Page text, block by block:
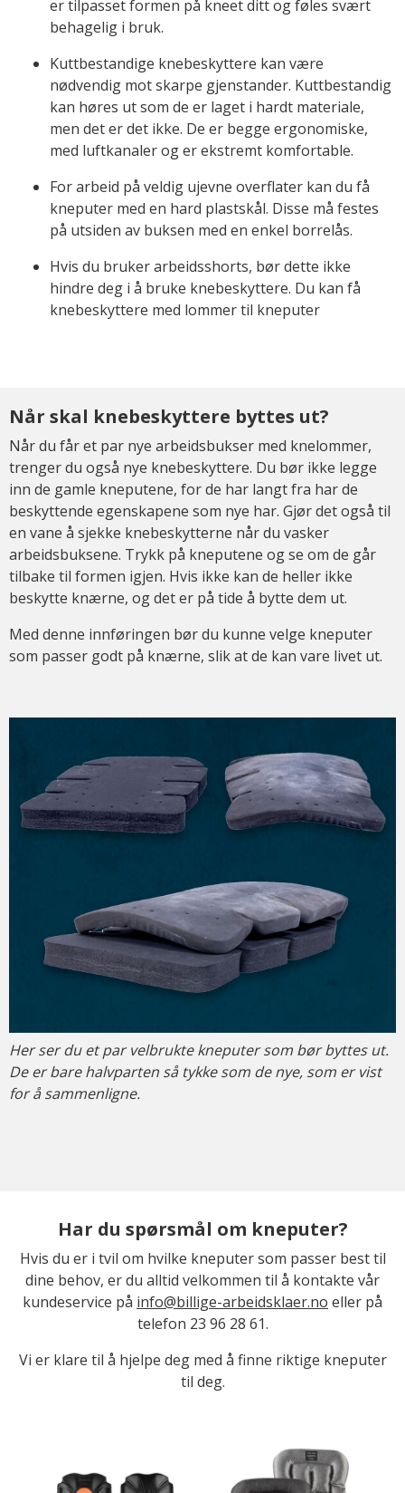
er tilpasset formen på kneet ditt og føles svært
behagelig i bruk.
Kuttbestandige knebeskyttere kan være
nødvendig mot skarpe gjenstander. Kuttbestandig
kan høres ut som de er laget i hardt materiale,
men det er det ikke. De er begge ergonomiske,
med luftkanaler og er ekstremt komfortable.
For arbeid på veldig ujevne overflater kan du få
kneputer med en hard plastskål. Disse må festes
på utsiden av buksen med en enkel borrelås.
Hvis du bruker arbeidsshorts, bør dette ikke
hindre deg i å bruke knebeskyttere. Du kan få
knebeskyttere med lommer til kneputer
Når skal knebeskyttere byttes ut?
Når du får et par nye arbeidsbukser med knelommer,
trenger du også nye knebeskyttere. Du bør ikke legge
inn de gamle kneputene, for de har langt fra har de
beskyttende egenskapene som nye har. Gjør det også til
en vane å sjekke knebeskytterne når du vasker
arbeidsbuksene. Trykk på kneputene og se om de går
tilbake til formen igjen. Hvis ikke kan de heller ikke
beskytte knærne, og det er på tide å bytte dem ut.
Med denne innføringen bør du kunne velge kneputer
som passer godt på knærne, slik at de kan vare livet ut.
Her ser du et par velbrukte kneputer som bør byttes ut.
De er bare halvparten så tykke som de nye, som er vist
for å sammenligne.
Har du spørsmål om kneputer?
Hvis du er i tvil om hvilke kneputer som passer best til
dine behov, er du alltid velkommen til å kontakte vår
kundeservice på info@billige-arbeidsklaer.no eller på
telefon 23 96 28 61.
Vi er klare til å hjelpe deg med å finne riktige kneputer
til deg.